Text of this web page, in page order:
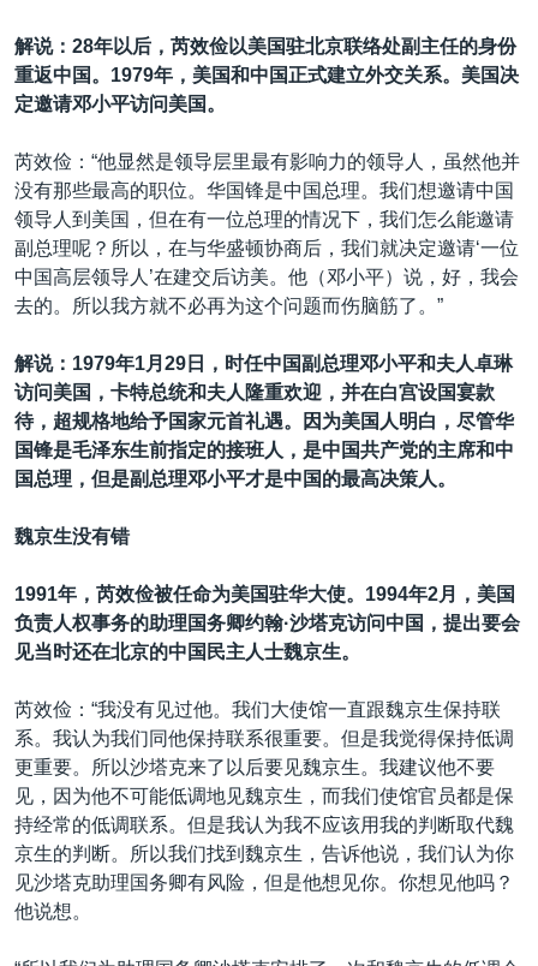
解说：28年以后，芮效俭以美国驻北京联络处副主任的身份
重返中国。 1979年，美国和中国正式建立外交关系。美国决
定邀请邓小平访问美国。
芮效俭：“他显然是领导层里最有影响力的领导人，虽然他并
没有那些最高的职位。华国锋是中国总理。我们想邀请中国
领导人到美国，但在有一位总理的情况下，我们怎么能邀请
副总理呢？所以，在与华盛顿协商后，我们就决定邀请‘一位
中国高层领导人’在建交后访美。他（邓小平）说，好，我会
去的。所以我方就不必再为这个问题而伤脑筋了。”
解说：1979年1月 29 日，时任中国副总理邓小平和夫人卓琳
访问美国，卡特总统和夫人隆重欢迎，并在白宫设国宴款
待，超规格地给予国家元首礼遇。因为美国人明白，尽管华
国锋是毛泽东生前指定的接班人，是中国共产党的主席和中
国总理，但是副总理邓小平才是中国的最高决策人。
魏京生没有错
1991年，芮效俭被任命为美国驻华大使。1994年2月，美国
负责人权事务的助理国务卿约翰·沙塔克访问中国，提出要会
见当时还在北京的中国民主人士魏京生。
芮效俭：“我没有见过他。我们大使馆一直跟魏京生保持联
系。我认为我们同他保持联系很重要。但是我觉得保持低调
更重要。所以沙塔克来了以后要见魏京生。我建议他不要
见，因为他不可能低调地见魏京生，而我们使馆官员都是保
持经常的低调联系。但是我认为我不应该用我的判断取代魏
京生的判断。所以我们找到魏京生，告诉他说，我们认为你
见沙塔克助理国务卿有风险，但是他想见你。你想见他吗？
他说想。